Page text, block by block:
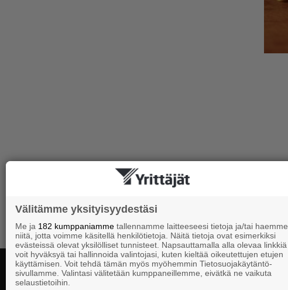
Välitämme yksityisyydestäsi
Me ja 182 kumppaniamme tallennamme laitteeseesi tietoja ja/tai haemme
niitä, jotta voimme käsitellä henkilötietoja. Näitä tietoja ovat esimerkiksi
evästeissä olevat yksilölliset tunnisteet. Napsauttamalla alla olevaa linkkiä
voit hyväksyä tai hallinnoida valintojasi, kuten kieltää oikeutettujen etujen
käyttämisen. Voit tehdä tämän myös myöhemmin Tietosuojakäytäntö-
sivullamme. Valintasi välitetään kumppaneillemme, eivätkä ne vaikuta
selaustietoihin.